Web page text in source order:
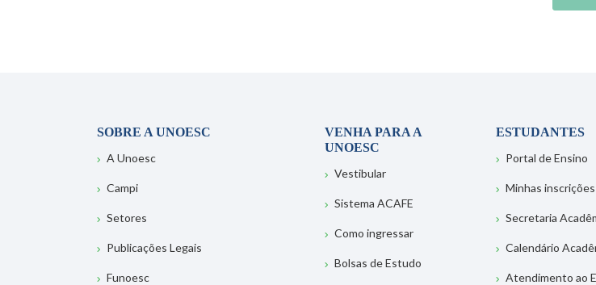
SOBRE A UNOESC
A Unoesc
Campi
Setores
Publicações Legais
Funoesc
VENHA PARA A
UNOESC
Vestibular
Sistema ACAFE
Como ingressar
Bolsas de Estudo
ESTUDANTES
Portal de Ensino
Minhas inscrições
Secretaria
Calendário
Atendimento ao